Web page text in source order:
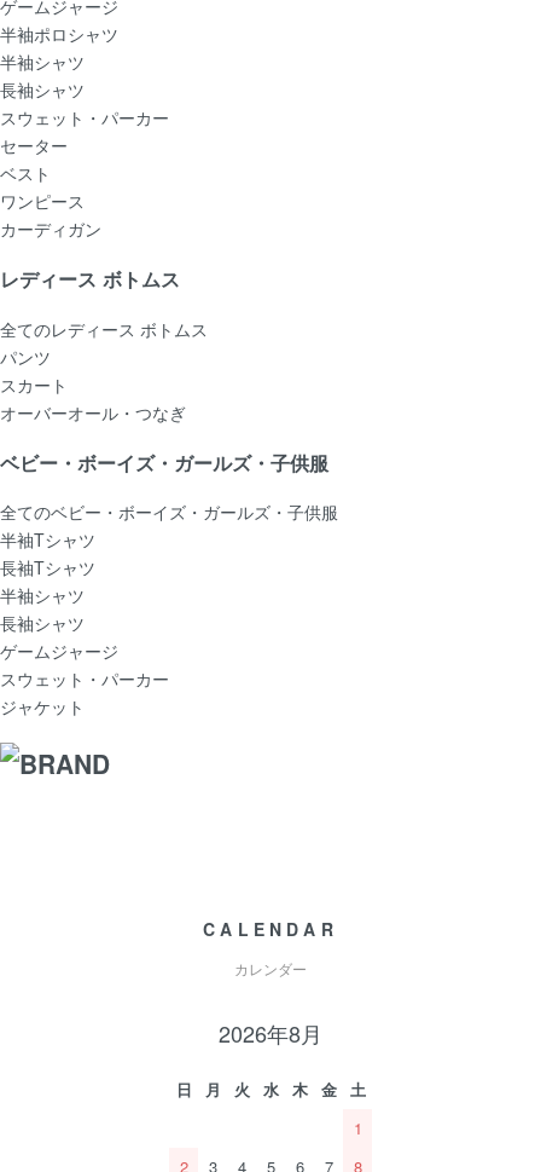
ゲームジャージ
半袖ポロシャツ
半袖シャツ
長袖シャツ
スウェット・パーカー
セーター
ベスト
ワンピース
カーディガン
レディース ボトムス
全てのレディース ボトムス
パンツ
スカート
オーバーオール・つなぎ
ベビー・ボーイズ・ガールズ・子供服
全てのベビー・ボーイズ・ガールズ・子供服
半袖Tシャツ
長袖Tシャツ
半袖シャツ
長袖シャツ
ゲームジャージ
スウェット・パーカー
ジャケット
CALENDAR
カレンダー
2026年8月
日 月 火 水 木 金
土
1
2
3 4 5 6 7
8